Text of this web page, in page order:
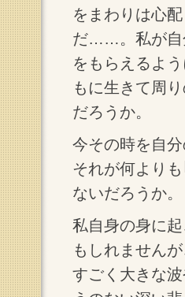
をまわりは心
だ……。私が自
をもらえるよ
もに生きて周
だろうか。
今その時を自
それが何より
ないだろうか。
私自身の身に
もしれません
すごく大きな